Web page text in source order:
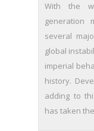
With the
generation
several
global
imperial
history.
adding to
has taken